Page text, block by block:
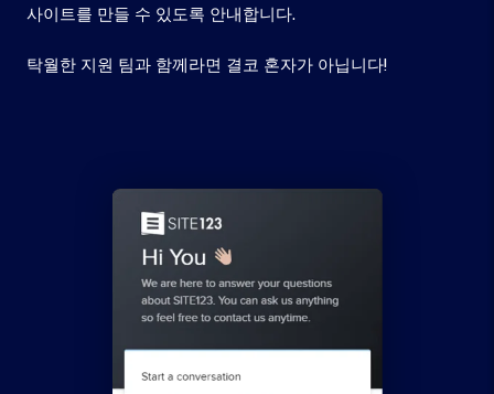
사이트를 만들 수 있도록 안내합니다.
탁월한 지원 팀과 함께라면 결코 혼자가 아닙니다!